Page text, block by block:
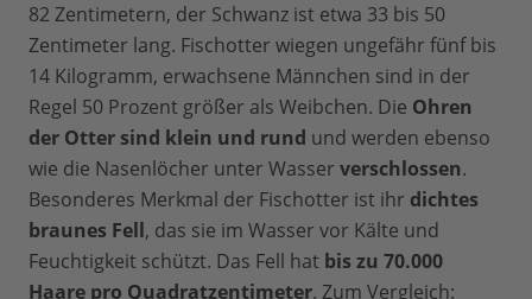
82 Zentimetern, der Schwanz ist etwa 33 bis 50
Zentimeter lang. Fischotter wiegen ungefähr fünf bis
14 Kilogramm, erwachsene Männchen sind in der
Regel 50 Prozent größer als Weibchen. Die Ohren
der Otter sind klein und rund und werden ebenso
wie die Nasenlöcher unter Wasser verschlossen.
Besonderes Merkmal der Fischotter ist ihr dichtes
braunes Fell, das sie im Wasser vor Kälte und
Feuchtigkeit schützt. Das Fell hat bis zu 70.000
Haare pro Quadratzentimeter. Zum Vergleich: